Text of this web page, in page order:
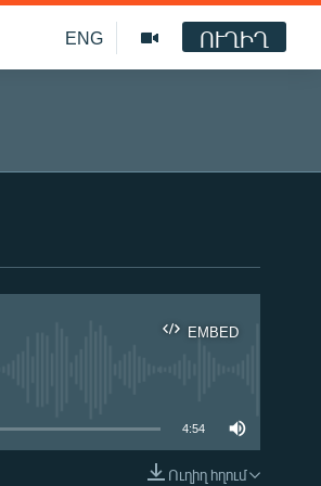
ENG ՈՒՂԻՂ
EMBED
4:54
Ուղիղ հղում